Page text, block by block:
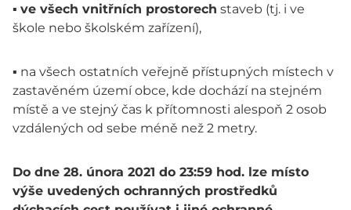
▪ ve všech vnitřních prostorech staveb (tj. i ve
škole nebo školském zařízení),
▪ na všech ostatních veřejně přístupných místech v
zastavěném území obce, kde dochází na stejném
místě a ve stejný čas k přítomnosti alespoň 2 osob
vzdálených od sebe méně než 2 metry.
Do dne 28. února 2021 do 23:59 hod. lze místo
výše uvedených ochranných prostředků